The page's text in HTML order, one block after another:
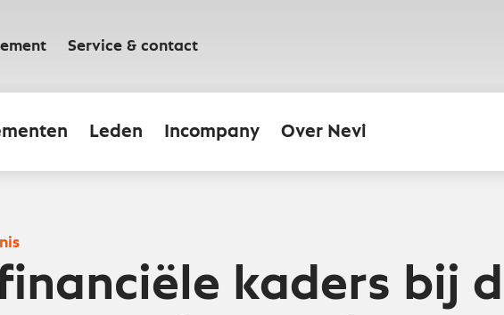
Service & contact
Leden Incompany Over Nevi
financiële kaders bij